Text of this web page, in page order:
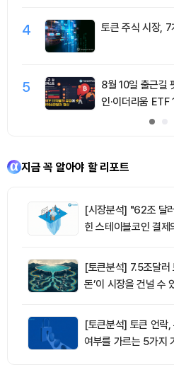
4 토큰 주식 시장,
5
8월 10일 출근길
인·이더리움 ETF
지금 꼭 알아야 할 리포트
[시장분석] "62조 달
힌 스테이블코인 결제
[토큰분석] 7.5조달러
돈’이 시장을 건널 수
[토큰분석] 토큰 언락
여부를 가르는 5가지